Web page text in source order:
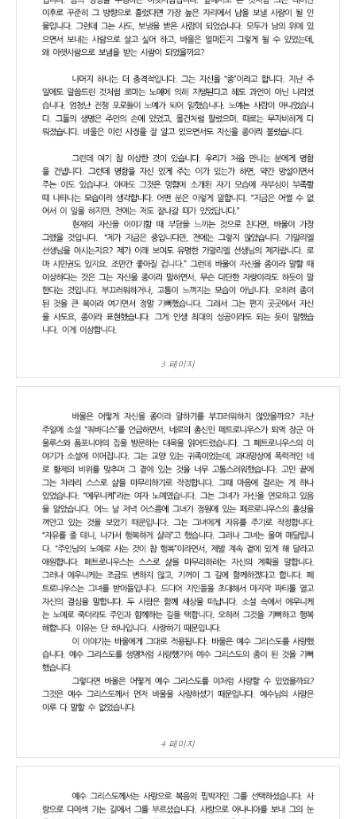
3 페이지
4 페이지